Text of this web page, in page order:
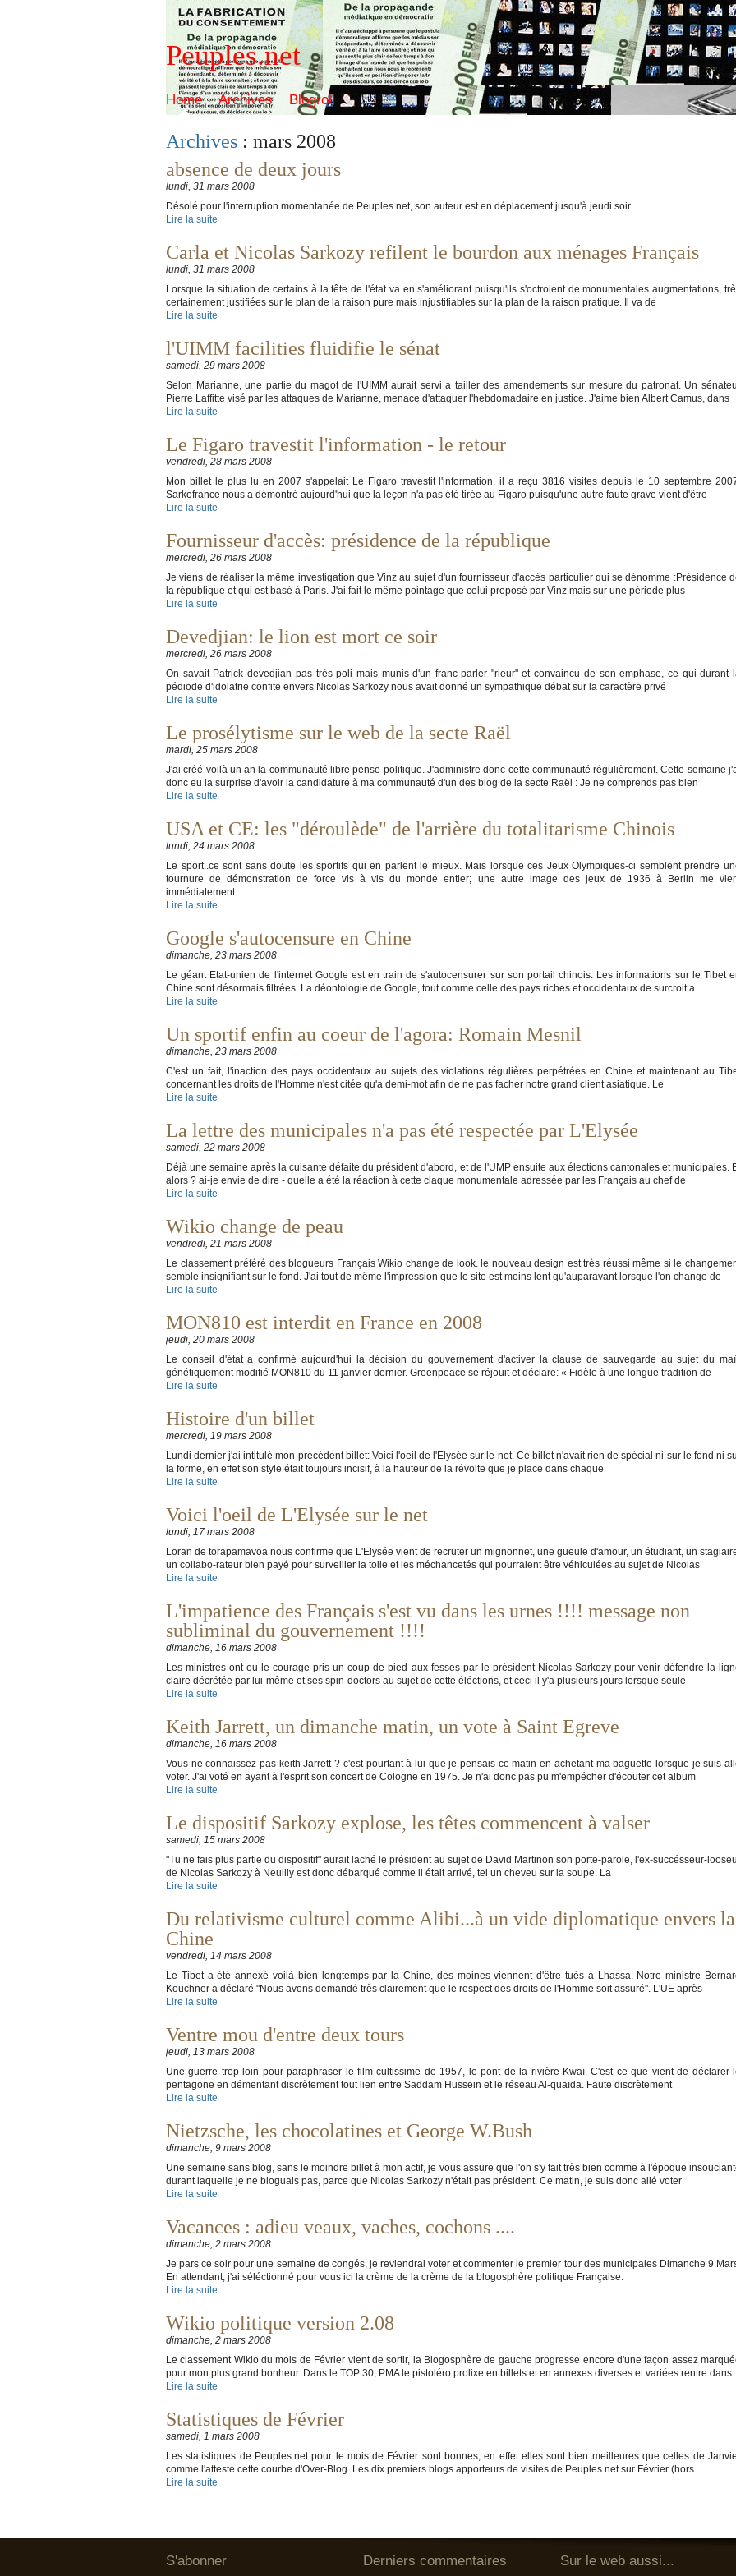
Peuples.net
Home Archives Blogroll
Archives : mars 2008
absence de deux jours
lundi, 31 mars 2008
Désolé pour l'interruption momentanée de Peuples.net, son auteur est en déplacement jusqu'à jeudi soir.
Lire la suite
Carla et Nicolas Sarkozy refilent le bourdon aux ménages Français
lundi, 31 mars 2008
Lorsque la situation de certains à la tête de l'état va en s'améliorant puisqu'ils s'octroient de monumentales augmentations,
certainement justifiées sur le plan de la raison pure mais injustifiables sur la plan de la raison pratique. Il va de
Lire la suite
l'UIMM facilities fluidifie le sénat
samedi, 29 mars 2008
Selon Marianne, une partie du magot de l'UIMM aurait servi a tailler des amendements sur mesure du patronat. Un
Pierre Laffitte visé par les attaques de Marianne, menace d'attaquer l'hebdomadaire en justice. J'aime bien Albert Camus, dans
Lire la suite
Le Figaro travestit l'information - le retour
vendredi, 28 mars 2008
Mon billet le plus lu en 2007 s'appelait Le Figaro travestit l'information, il a reçu 3816 visites depuis le 10 septembre
Sarkofrance nous a démontré aujourd'hui que la leçon n'a pas été tirée au Figaro puisqu'une autre faute grave vient d'être
Lire la suite
Fournisseur d'accès: présidence de la république
mercredi, 26 mars 2008
Je viens de réaliser la même investigation que Vinz au sujet d'un fournisseur d'accès particulier qui se dénomme :Présidence
la république et qui est basé à Paris. J'ai fait le même pointage que celui proposé par Vinz mais sur une période plus
Lire la suite
Devedjian: le lion est mort ce soir
mercredi, 26 mars 2008
On savait Patrick devedjian pas très poli mais munis d'un franc-parler "rieur" et convaincu de son emphase, ce qui durant
pédiode d'idolatrie confite envers Nicolas Sarkozy nous avait donné un sympathique débat sur la caractère privé
Lire la suite
Le prosélytisme sur le web de la secte Raël
mardi, 25 mars 2008
J'ai créé voilà un an la communauté libre pense politique. J'administre donc cette communauté régulièrement. Cette semaine
donc eu la surprise d'avoir la candidature à ma communauté d'un des blog de la secte Raël : Je ne comprends pas bien
Lire la suite
USA et CE: les "déroulède" de l'arrière du totalitarisme Chinois
lundi, 24 mars 2008
Le sport..ce sont sans doute les sportifs qui en parlent le mieux. Mais lorsque ces Jeux Olympiques-ci semblent prendre
tournure de démonstration de force vis à vis du monde entier; une autre image des jeux de 1936 à Berlin me
immédiatement
Lire la suite
Google s'autocensure en Chine
dimanche, 23 mars 2008
Le géant Etat-unien de l'internet Google est en train de s'autocensurer sur son portail chinois. Les informations sur le Tibet
Chine sont désormais filtrées. La déontologie de Google, tout comme celle des pays riches et occidentaux de surcroit a
Lire la suite
Un sportif enfin au coeur de l'agora: Romain Mesnil
dimanche, 23 mars 2008
C'est un fait, l'inaction des pays occidentaux au sujets des violations régulières perpétrées en Chine et maintenant au
concernant les droits de l'Homme n'est citée qu'a demi-mot afin de ne pas facher notre grand client asiatique. Le
Lire la suite
La lettre des municipales n'a pas été respectée par L'Elysée
samedi, 22 mars 2008
Déjà une semaine après la cuisante défaite du président d'abord, et de l'UMP ensuite aux élections cantonales et municipales.
alors ? ai-je envie de dire - quelle a été la réaction à cette claque monumentale adressée par les Français au chef de
Lire la suite
Wikio change de peau
vendredi, 21 mars 2008
Le classement préféré des blogueurs Français Wikio change de look. le nouveau design est très réussi même si le
semble insignifiant sur le fond. J'ai tout de même l'impression que le site est moins lent qu'auparavant lorsque l'on change de
Lire la suite
MON810 est interdit en France en 2008
jeudi, 20 mars 2008
Le conseil d'état a confirmé aujourd'hui la décision du gouvernement d'activer la clause de sauvegarde au sujet du
génétiquement modifié MON810 du 11 janvier dernier. Greenpeace se réjouit et déclare: « Fidèle à une longue tradition de
Lire la suite
Histoire d'un billet
mercredi, 19 mars 2008
Lundi dernier j'ai intitulé mon précédent billet: Voici l'oeil de l'Elysée sur le net. Ce billet n'avait rien de spécial ni sur le fond ni
la forme, en effet son style était toujours incisif, à la hauteur de la révolte que je place dans chaque
Lire la suite
Voici l'oeil de L'Elysée sur le net
lundi, 17 mars 2008
Loran de torapamavoa nous confirme que L'Elysée vient de recruter un mignonnet, une gueule d'amour, un étudiant, un
un collabo-rateur bien payé pour surveiller la toile et les méchancetés qui pourraient être véhiculées au sujet de Nicolas
Lire la suite
L'impatience des Français s'est vu dans les urnes !!!! message non
subliminal du gouvernement !!!!
dimanche, 16 mars 2008
Les ministres ont eu le courage pris un coup de pied aux fesses par le président Nicolas Sarkozy pour venir défendre la
claire décrétée par lui-même et ses spin-doctors au sujet de cette éléctions, et ceci il y'a plusieurs jours lorsque seule
Lire la suite
Keith Jarrett, un dimanche matin, un vote à Saint Egreve
dimanche, 16 mars 2008
Vous ne connaissez pas keith Jarrett ? c'est pourtant à lui que je pensais ce matin en achetant ma baguette lorsque je suis
voter. J'ai voté en ayant à l'esprit son concert de Cologne en 1975. Je n'ai donc pas pu m'empécher d'écouter cet album
Lire la suite
Le dispositif Sarkozy explose, les têtes commencent à valser
samedi, 15 mars 2008
"Tu ne fais plus partie du dispositif" aurait laché le président au sujet de David Martinon son porte-parole, l'ex-succésseur-
de Nicolas Sarkozy à Neuilly est donc débarqué comme il était arrivé, tel un cheveu sur la soupe. La
Lire la suite
Du relativisme culturel comme Alibi...à un vide diplomatique envers la
Chine
vendredi, 14 mars 2008
Le Tibet a été annexé voilà bien longtemps par la Chine, des moines viennent d'être tués à Lhassa. Notre ministre
Kouchner a déclaré "Nous avons demandé très clairement que le respect des droits de l'Homme soit assuré". L'UE après
Lire la suite
Ventre mou d'entre deux tours
jeudi, 13 mars 2008
Une guerre trop loin pour paraphraser le film cultissime de 1957, le pont de la rivière Kwaï. C'est ce que vient de déclarer
pentagone en démentant discrètement tout lien entre Saddam Hussein et le réseau Al-quaïda. Faute discrètement
Lire la suite
Nietzsche, les chocolatines et George W.Bush
dimanche, 9 mars 2008
Une semaine sans blog, sans le moindre billet à mon actif, je vous assure que l'on s'y fait très bien comme à l'époque
durant laquelle je ne bloguais pas, parce que Nicolas Sarkozy n'était pas président. Ce matin, je suis donc allé voter
Lire la suite
Vacances : adieu veaux, vaches, cochons ....
dimanche, 2 mars 2008
Je pars ce soir pour une semaine de congés, je reviendrai voter et commenter le premier tour des municipales Dimanche 9
En attendant, j'ai séléctionné pour vous ici la crème de la crème de la blogosphère politique Française.
Lire la suite
Wikio politique version 2.08
dimanche, 2 mars 2008
Le classement Wikio du mois de Février vient de sortir, la Blogosphère de gauche progresse encore d'une façon assez
pour mon plus grand bonheur. Dans le TOP 30, PMA le pistoléro prolixe en billets et en annexes diverses et variées rentre dans
Lire la suite
Statistiques de Février
samedi, 1 mars 2008
Les statistiques de Peuples.net pour le mois de Février sont bonnes, en effet elles sont bien meilleures que celles de
comme l'atteste cette courbe d'Over-Blog. Les dix premiers blogs apporteurs de visites de Peuples.net sur Février (hors
Lire la suite
S'abonner Derniers commentaires Sur le web aussi...